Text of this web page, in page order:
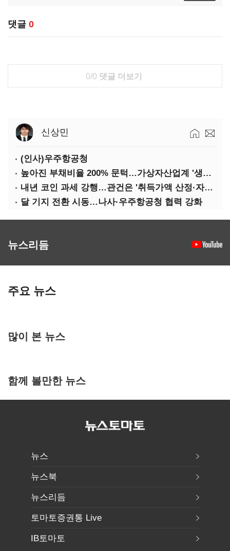
댓글 0
0/0 댓글 더보기
신상민
(인사)우주항공청
높아진 부채비율 200% 문턱…가상자산업계 '생존 시험대'
내년 코인 과세 강행…관건은 '취득가액 산정·자산 이동'
달 기지 전환 시동…나사·우주항공청 협력 강화
뉴스리듬
주요 뉴스
많이 본 뉴스
함께 볼만한 뉴스
뉴스
뉴스북
뉴스리듬
토마토증권통 Live
IB토마토